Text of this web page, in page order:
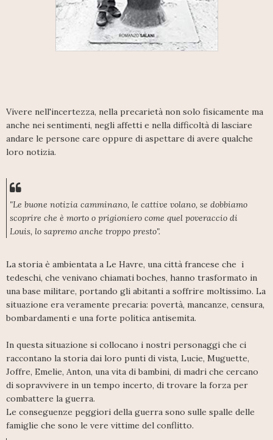
Vivere nell'incertezza, nella precarietà non solo fisicamente ma
anche nei sentimenti, negli affetti e nella difficoltà di lasciare
andare le persone care oppure di aspettare di avere qualche
loro notizia.
"Le buone notizia camminano, le cattive volano, se dobbiamo
scoprire che è morto o prigioniero come quel poveraccio di
Louis, lo sapremo anche troppo presto".
La storia è ambientata a Le Havre, una città francese che i
tedeschi, che venivano chiamati boches, hanno trasformato in
una base militare, portando gli abitanti a soffrire moltissimo. La
situazione era veramente precaria: povertà, mancanze, censura,
bombardamenti e una forte politica antisemita.
In questa situazione si collocano i nostri personaggi che ci
raccontano la storia dai loro punti di vista, Lucie, Muguette,
Joffre, Emelie, Anton, una vita di bambini, di madri che cercano
di sopravvivere in un tempo incerto, di trovare la forza per
combattere la guerra.
Le conseguenze peggiori della guerra sono sulle spalle delle
famiglie che sono le vere vittime del conflitto.